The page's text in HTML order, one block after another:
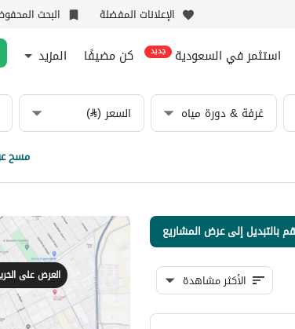
الإعلانات المفضلة البحث
استثمر في السعودية جديد كن مضيفًا المزيد
غرفة & دورة مياه السعر (⃁)
مسح
قم بالتبديل إلى عرض المشاريع
الأكثر مشاهدة العرض على